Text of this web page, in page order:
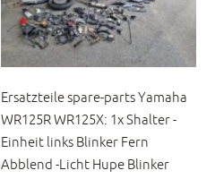
Ersatzteile spare-parts Yamaha
WR125R WR125X: 1x Shalter -
Einheit links Blinker Fern
Abblend -Licht Hupe Blinker